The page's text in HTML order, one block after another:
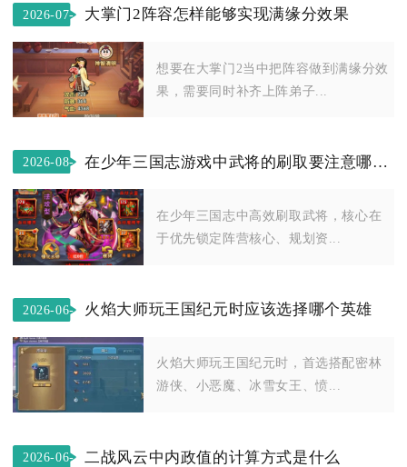
2026-07-
大掌门2阵容怎样能够实现满缘分效果
想要在大掌门2当中把阵容做到满缘分效
果，需要同时补齐上阵弟子...
2026-08-
在少年三国志游戏中武将的刷取要注意哪些事项
在少年三国志中高效刷取武将，核心在
于优先锁定阵营核心、规划资...
2026-06-
火焰大师玩王国纪元时应该选择哪个英雄
火焰大师玩王国纪元时，首选搭配密林
游侠、小恶魔、冰雪女王、愤...
2026-06-
二战风云中内政值的计算方式是什么